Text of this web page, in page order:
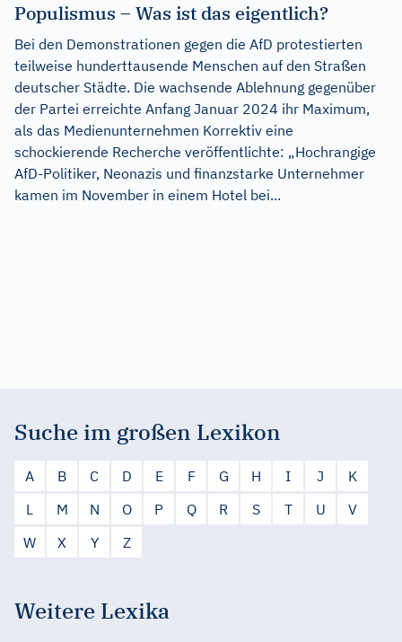
Populismus – Was ist das eigentlich?
Bei den Demonstrationen gegen die AfD protestierten
teilweise hunderttausende Menschen auf den Straßen
deutscher Städte. Die wachsende Ablehnung gegenüber
der Partei erreichte Anfang Januar 2024 ihr Maximum,
als das Medienunternehmen Korrektiv eine
schockierende Recherche veröffentlichte: „Hochrangige
AfD-Politiker, Neonazis und finanzstarke Unternehmer
kamen im November in einem Hotel bei...
Suche im großen Lexikon
A B C D E F G H I J
K
L
M N O P Q R S T U
V
W
X Y Z
Weitere Lexika